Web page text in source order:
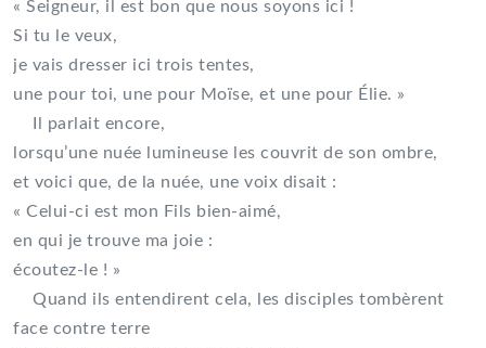
« Seigneur, il est bon que nous soyons ici !
Si tu le veux,
je vais dresser ici trois tentes,
une pour toi, une pour Moïse, et une pour Élie. »
Il parlait encore,
lorsqu’une nuée lumineuse les couvrit de son ombre,
et voici que, de la nuée, une voix disait :
« Celui-ci est mon Fils bien-aimé,
en qui je trouve ma joie :
écoutez-le ! »
Quand ils entendirent cela, les disciples tombèrent
face contre terre